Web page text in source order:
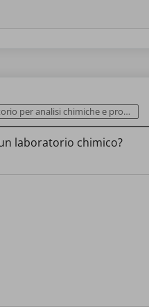
analisi chimiche e prove tecnologiche
laboratorio chimico?